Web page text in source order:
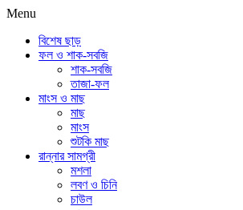
Menu
বিশেষ ছাড়
ফল ও শাক-সবজি
শাক-সবজি
তাজা-ফল
মাংস ও মাছ
মাছ
মাংস
শুটকি মাছ
রান্নার সামগ্রী
মশলা
লবণ ও চিনি
চাউল